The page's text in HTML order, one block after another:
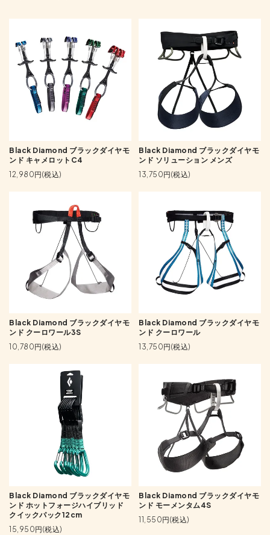
Black Diamond ブラックダイヤモ
ンド キャメロットC4
12,980円(税込)
Black Diamond ブラックダイヤモ
ンド ソリューション メンズ
13,750円(税込)
Black Diamond ブラックダイヤモ
ンド クーロワール3S
10,780円(税込)
Black Diamond ブラックダイヤモ
ンド クーロワール
13,750円(税込)
Black Diamond ブラックダイヤモ
ンド ホットフォージハイブリッド
クイックパック12cm
15,950円(税込)
Black Diamond ブラックダイヤモ
ンド モーメンタム4S
11,550円(税込)